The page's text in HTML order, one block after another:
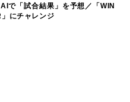
で「試合結果」を予想／「WIN
」にチャレンジ